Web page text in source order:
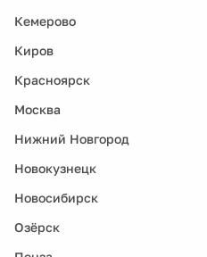
Кемерово
Киров
Красноярск
Москва
Нижний Новгород
Новокузнецк
Новосибирск
Озёрск